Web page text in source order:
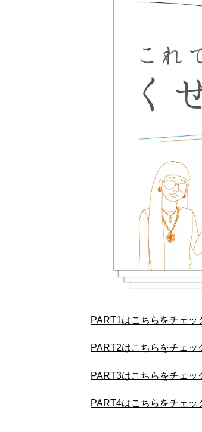
PART1はこちらをチェッ
PART2はこちらをチェッ
PART3はこちらをチェッ
PART4はこちらをチェッ